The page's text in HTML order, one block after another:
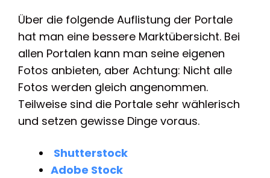
Über die folgende Auflistung der Portale
hat man eine bessere Marktübersicht. Bei
allen Portalen kann man seine eigenen
Fotos anbieten, aber Achtung: Nicht alle
Fotos werden gleich angenommen.
Teilweise sind die Portale sehr wählerisch
und setzen gewisse Dinge voraus.
Shutterstock
Adobe Stock